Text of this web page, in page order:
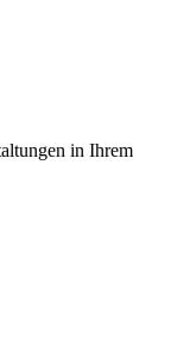
in Ihrem